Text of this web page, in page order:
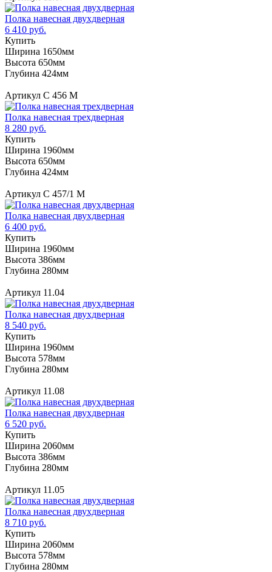
Полка навесная двухдверная
6 410 руб.
Купить
Ширина 1650мм
Высота 650мм
Глубина 424мм
Артикул С 456 М
Полка навесная трехдверная
8 280 руб.
Купить
Ширина 1960мм
Высота 650мм
Глубина 424мм
Артикул С 457/1 М
Полка навесная двухдверная
6 400 руб.
Купить
Ширина 1960мм
Высота 386мм
Глубина 280мм
Артикул 11.04
Полка навесная двухдверная
8 540 руб.
Купить
Ширина 1960мм
Высота 578мм
Глубина 280мм
Артикул 11.08
Полка навесная двухдверная
6 520 руб.
Купить
Ширина 2060мм
Высота 386мм
Глубина 280мм
Артикул 11.05
Полка навесная двухдверная
8 710 руб.
Купить
Ширина 2060мм
Высота 578мм
Глубина 280мм